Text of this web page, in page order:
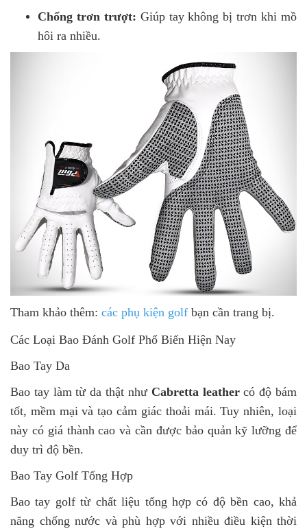
Chống trơn trượt: Giúp tay không bị trơn khi mồ
hôi ra nhiều.
Tham khảo thêm: các phụ kiện golf bạn cần trang bị.
Các Loại Bao Đánh Golf Phổ Biến Hiện Nay
Bao Tay Da
Bao tay làm từ da thật như Cabretta leathercó độ bám
tốt, mềm mại và tạo cảm giác thoải mái. Tuy nhiên, loại
này có giá thành cao và cần được bảo quản kỹ lưỡng để
duy trì độ bền.
Bao Tay Golf Tổng Hợp
Bao tay golf từ chất liệu tổng hợp có độ bền cao, khả
năng chống nước và phù hợp với nhiều điều kiện thời